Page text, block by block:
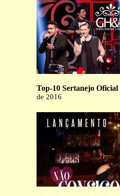
Top-10 Sertanejo Oficial
de 2016